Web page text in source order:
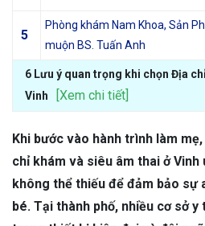
5
Phòng khám Nam Khoa, Sản
muộn BS. Tuấn Anh
6 Lưu ý quan trọng khi chọn Địa
Vinh
[Xem chi tiết]
Khi bước vào hành trình làm
chỉ khám và siêu âm thai ở
không thể thiếu để đảm bảo sự
bé. Tại thành phố, nhiều cơ sở